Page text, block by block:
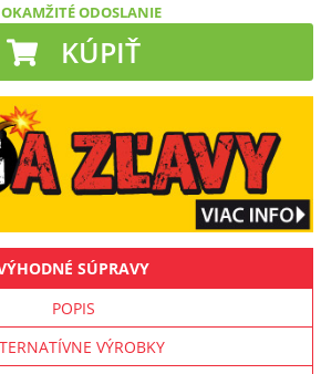
ODOSLANIE
KÚPIŤ
SÚPRAVY
POPIS
VÝROBKY